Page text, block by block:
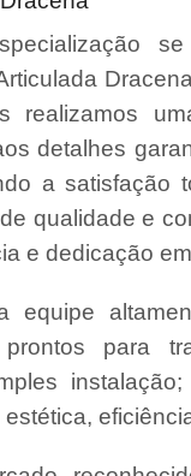
realizamos
detalhes
a satisfação
qualidade e
e dedicação
equipe
prontos para